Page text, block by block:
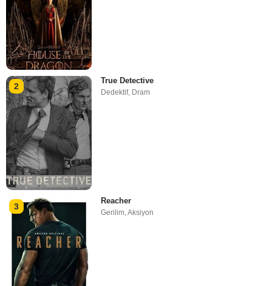
2
True Detective
Dedektif, Dram
3
Reacher
Gerilim,Aksiyon